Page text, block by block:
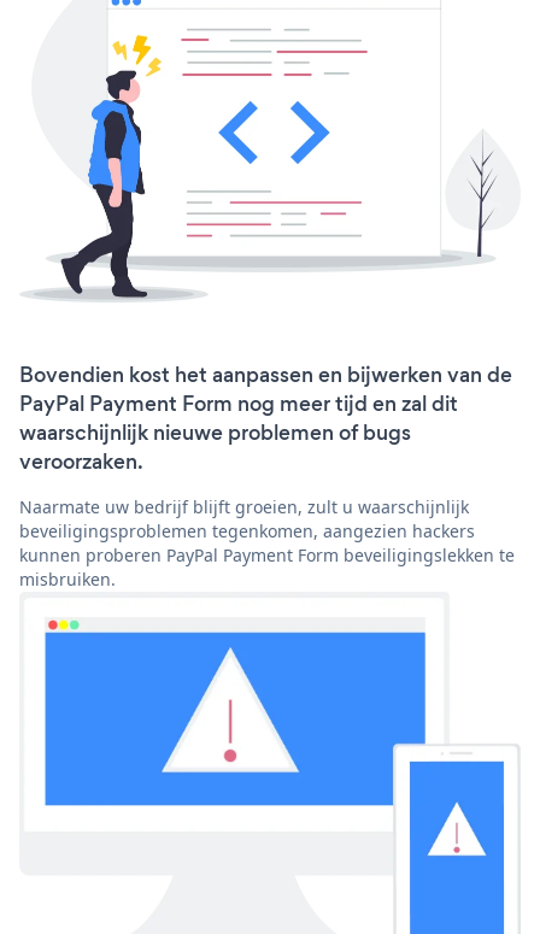
Bovendien kost het aanpassen en bijwerken van de
PayPal Payment Form nog meer tijd en zal dit
waarschijnlijk nieuwe problemen of bugs
veroorzaken.
Naarmate uw bedrijf blijft groeien, zult u waarschijnlijk
beveiligingsproblemen tegenkomen, aangezien hackers
kunnen proberen PayPal Payment Form beveiligingslekken te
misbruiken.